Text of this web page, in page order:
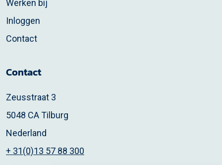
Werken bij
Inloggen
Contact
Contact
Zeusstraat 3
5048 CA Tilburg
Nederland
+ 31(0)13 57 88 300